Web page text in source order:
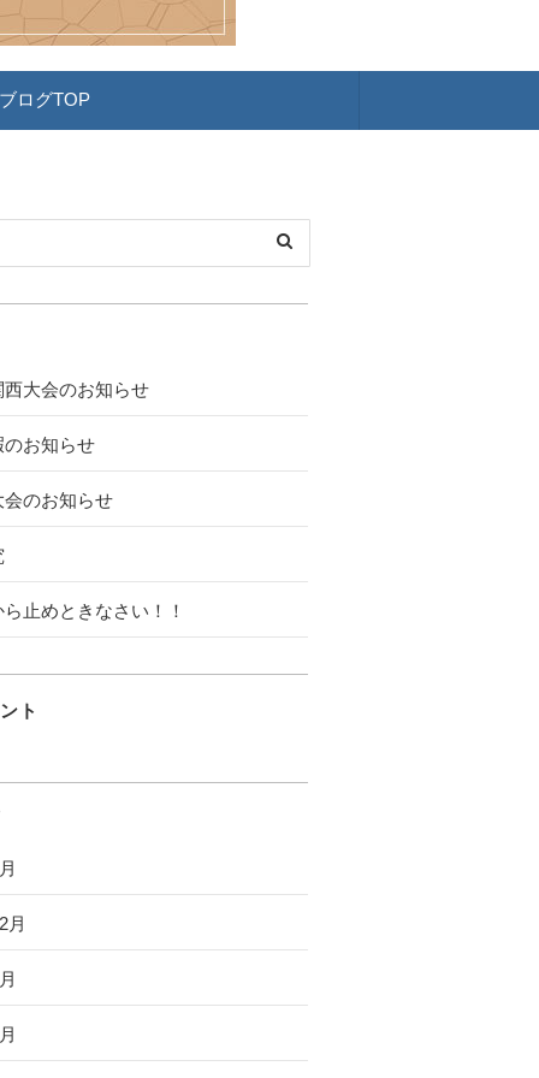
ブログTOP
西大会のお知らせ
のお知らせ
会のお知らせ
止めときなさい！！
ト
月